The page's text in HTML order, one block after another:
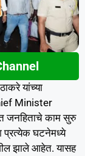
यांच्या
Minister
जनहिताचे काम सुरु
प्रत्येक घटनेमध्ये
झाले आहेत. यासह